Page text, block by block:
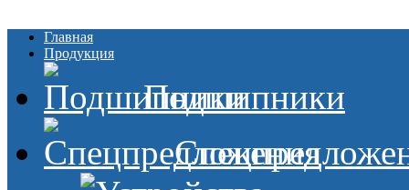
Главная
Продукция
Подшипники